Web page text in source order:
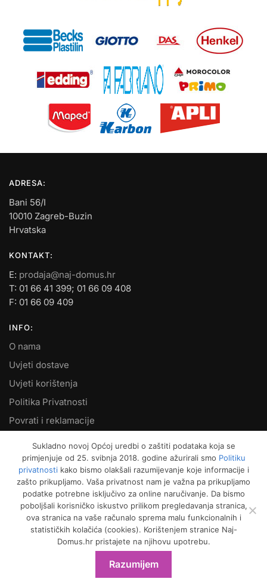
ADRESA:
Bani 56/I
10010 Zagreb-Buzin
Hrvatska
KONTAKT:
E: prodaja@naj-domus.hr
T: 01 66 41 399; 01 66 09 408
F: 01 66 09 409
INFO:
O nama
Uvjeti dostave
Uvjeti korištenja
Politika Privatnosti
Povrati i reklamacije
MOJ RAČUN:
Moje narudžbe
Kako naručiti
Način plaćanja
Garancija kvalitete
Sukladno novoj Općoj uredbi o zaštiti podataka koja se
primjenjuje od 25. svibnja 2018. godine ažurirali smo Politiku
privatnostikako bismo olakšali razumijevanje koje informacije i
zašto prikupljamo. Vaša privatnost nam je važna pa prikupljamo
podatke potrebne isključivo za online naručivanje. Da bismo
poboljšali korisničko iskustvo prilikom pregledavanja stranica,
ova stranica na vaše računalo sprema malu funkcionalnih i
statističkih kolačića (cookies). Korištenjem stranice Naj-
Domus.hr pristajete na njihovu upotrebu.
Razumijem